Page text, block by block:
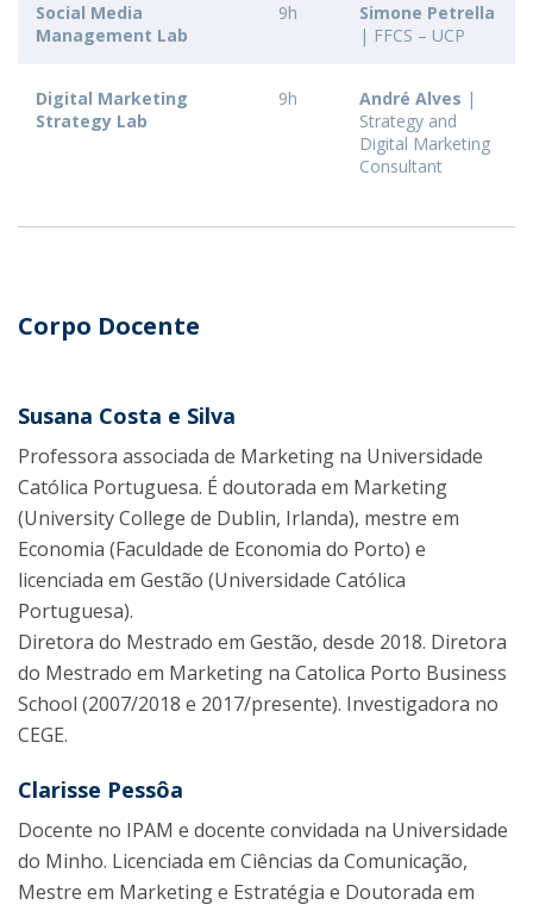
Social Media
Management Lab
9h
Simone Petrella
| FFCS – UCP
Digital Marketing
Strategy Lab
9h André Alves |
Strategy and
Digital Marketing
Consultant
Corpo Docente
Susana Costa e Silva
Professora associada de Marketing na Universidade
Católica Portuguesa. É doutorada em Marketing
(University College de Dublin, Irlanda), mestre em
Economia (Faculdade de Economia do Porto) e
licenciada em Gestão (Universidade Católica
Portuguesa).
Diretora do Mestrado em Gestão, desde 2018. Diretora
do Mestrado em Marketing na Catolica Porto Business
School (2007/2018 e 2017/presente). Investigadora no
CEGE.
Clarisse Pessôa
Docente no IPAM e docente convidada na Universidade
do Minho. Licenciada em Ciências da Comunicação,
Mestre em Marketing e Estratégia e Doutorada em